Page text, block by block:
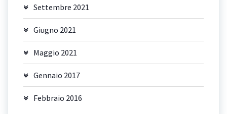
Settembre 2021
Giugno 2021
Maggio 2021
Gennaio 2017
Febbraio 2016